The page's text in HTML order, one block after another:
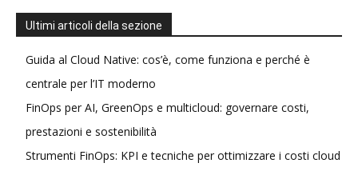
Ultimi articoli della sezione
Guida al Cloud Native: cos’è, come funziona e perché è
centrale per l’IT moderno
FinOps per AI, GreenOps e multicloud: governare costi,
prestazioni e sostenibilità
Strumenti FinOps: KPI e tecniche per ottimizzare i costi cloud